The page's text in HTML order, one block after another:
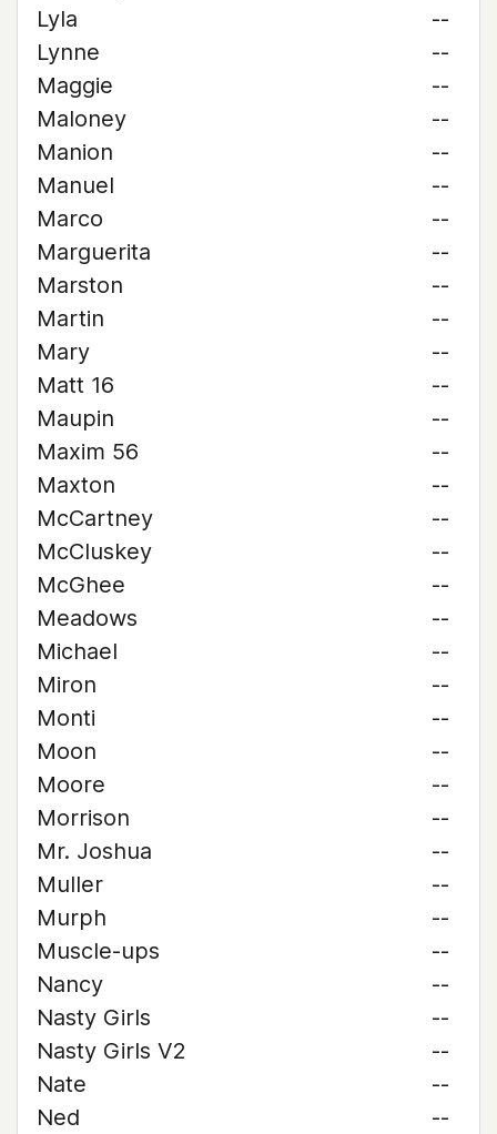
Lyla
--
Lynne
--
Maggie
--
Maloney
--
Manion
--
Manuel
--
Marco
--
Marguerita
--
Marston
--
Martin
--
Mary
--
Matt 16
--
Maupin
--
Maxim 56
--
Maxton
--
McCartney
--
McCluskey
--
McGhee
--
Meadows
--
Michael
--
Miron
--
Monti
--
Moon
--
Moore
--
Morrison
--
Mr. Joshua
--
Muller
--
Murph
--
Muscle-ups
--
Nancy
--
Nasty Girls
--
Nasty Girls V2
--
Nate
--
Ned
--